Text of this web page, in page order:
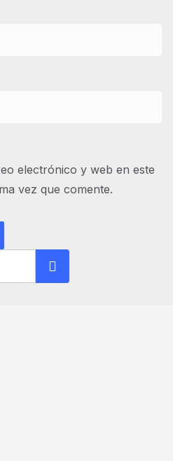
electrónico y web en este
vez que comente.
Buscar